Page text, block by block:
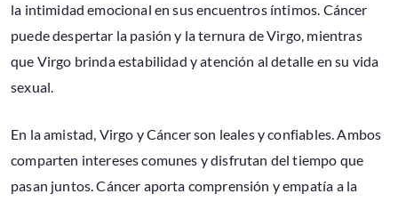
la intimidad emocional en sus encuentros íntimos. Cáncer
puede despertar la pasión y la ternura de Virgo, mientras
que Virgo brinda estabilidad y atención al detalle en su vida
sexual.
En la amistad, Virgo y Cáncer son leales y confiables. Ambos
comparten intereses comunes y disfrutan del tiempo que
pasan juntos. Cáncer aporta comprensión y empatía a la